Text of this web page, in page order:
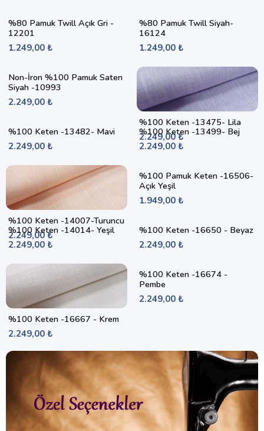
%80 Pamuk Twill Açık Gri -
12201
1.249,00 ₺
%80 Pamuk Twill Siyah-
16124
1.249,00 ₺
Non-İron %100 Pamuk Saten
Siyah -10993
2.249,00 ₺
%100 Keten -13475- Lila
2.249,00 ₺
%100 Keten -13482- Mavi
2.249,00 ₺
%100 Keten -13499- Bej
2.249,00 ₺
%100 Keten -14007-Turuncu
2.249,00 ₺
%100 Pamuk Keten -16506-
Açık Yeşil
1.949,00 ₺
%100 Keten -14014- Yeşil
2.249,00 ₺
%100 Keten -16650 - Beyaz
2.249,00 ₺
%100 Keten -16667 - Krem
2.249,00 ₺
%100 Keten -16674 -
Pembe
2.249,00 ₺